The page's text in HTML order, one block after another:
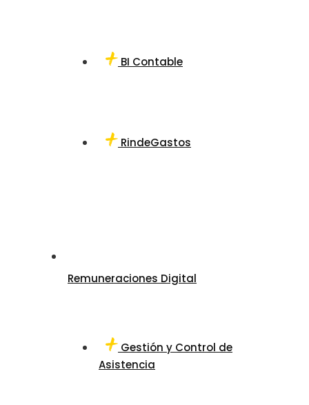
BI Contable
RindeGastos
Remuneraciones Digital
Gestión y Control de
Asistencia